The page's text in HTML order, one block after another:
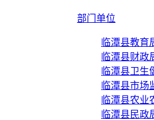
部门单位
临潭县教育
临潭县财政
临潭县卫生
临潭县市场
临潭县农业
临潭县民政